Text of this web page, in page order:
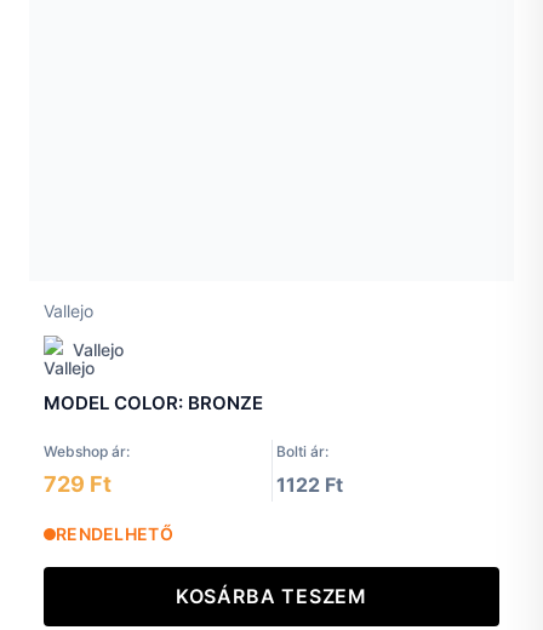
Vallejo
Vallejo
MODEL COLOR: BRONZE
Webshop ár: Bolti ár:
729 Ft 1122 Ft
RENDELHETŐ
KOSÁRBA TESZEM